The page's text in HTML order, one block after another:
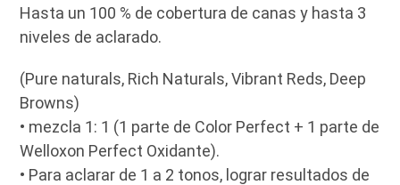
Hasta un 100 % de cobertura de canas y hasta 3
niveles de aclarado.
(Pure naturals, Rich Naturals, Vibrant Reds, Deep
Browns)
• mezcla 1: 1 (1 parte de Color Perfect + 1 parte de
Welloxon Perfect Oxidante).
• Para aclarar de 1 a 2 tonos, lograr resultados de